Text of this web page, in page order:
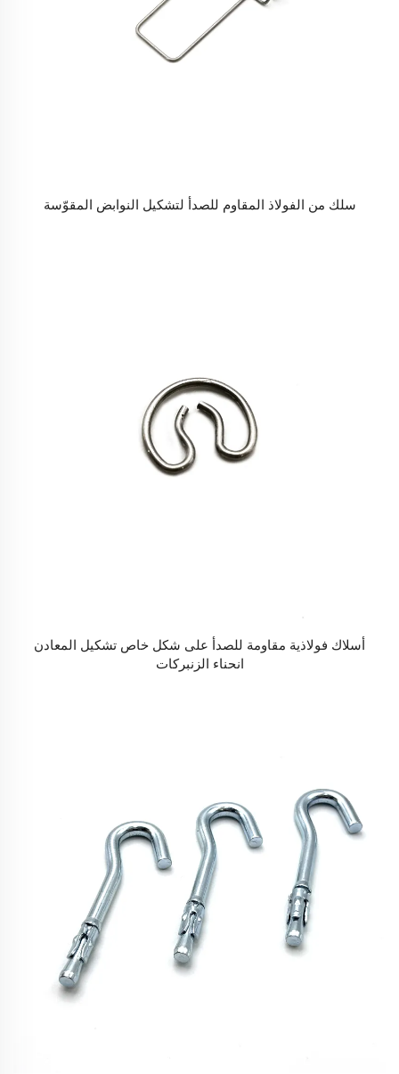
سلك من الفولاذ المقاوم للصدأ لتشكيل النوابض المقوّسة
أسلاك فولاذية مقاومة للصدأ على شكل خاص تشكيل المعادن
انحناء الزنبركات